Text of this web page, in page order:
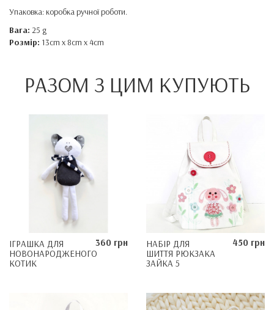
Упаковка: коробка ручної роботи.
Вага: 25 g
Розмір: 13cm x 8cm x 4cm
РАЗОМ З ЦИМ КУПУЮТЬ
ІГРАШКА ДЛЯ
НОВОНАРОДЖЕНОГО
КОТИК
360 грн
НАБІР ДЛЯ
ШИТТЯ РЮКЗАКА
ЗАЙКА 5
450 грн